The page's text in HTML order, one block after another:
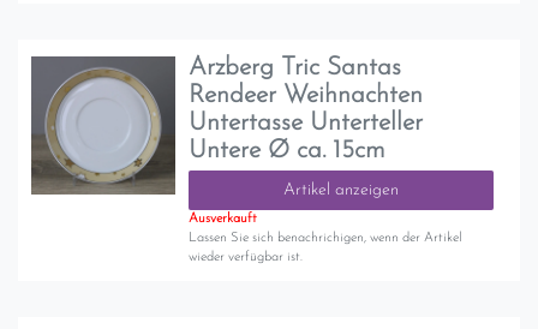
Arzberg Tric Santas
Rendeer Weihnachten
Untertasse Unterteller
Untere Ø ca. 15cm
Artikel anzeigen
Ausverkauft
Lassen Sie sich benachrichigen, wenn der Artikel
wieder verfügbar ist.